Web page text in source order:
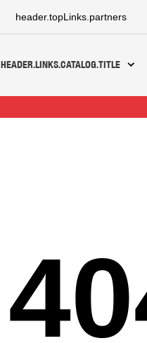
header.topLinks.partners
HEADER.LINKS.CATALOG.TITLE